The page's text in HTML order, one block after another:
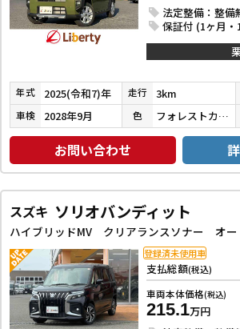
法定整備：整備
保証付 (1ヶ月
年式 2025(令和7)年 走行 3km
車検 2028年9月 色 フォレストカーキメタリック
お問い合わせ
スズキ ソリオバンディット
支払総額(税込)
車両本体価格(税込)
215.1万円
登録済未使用車